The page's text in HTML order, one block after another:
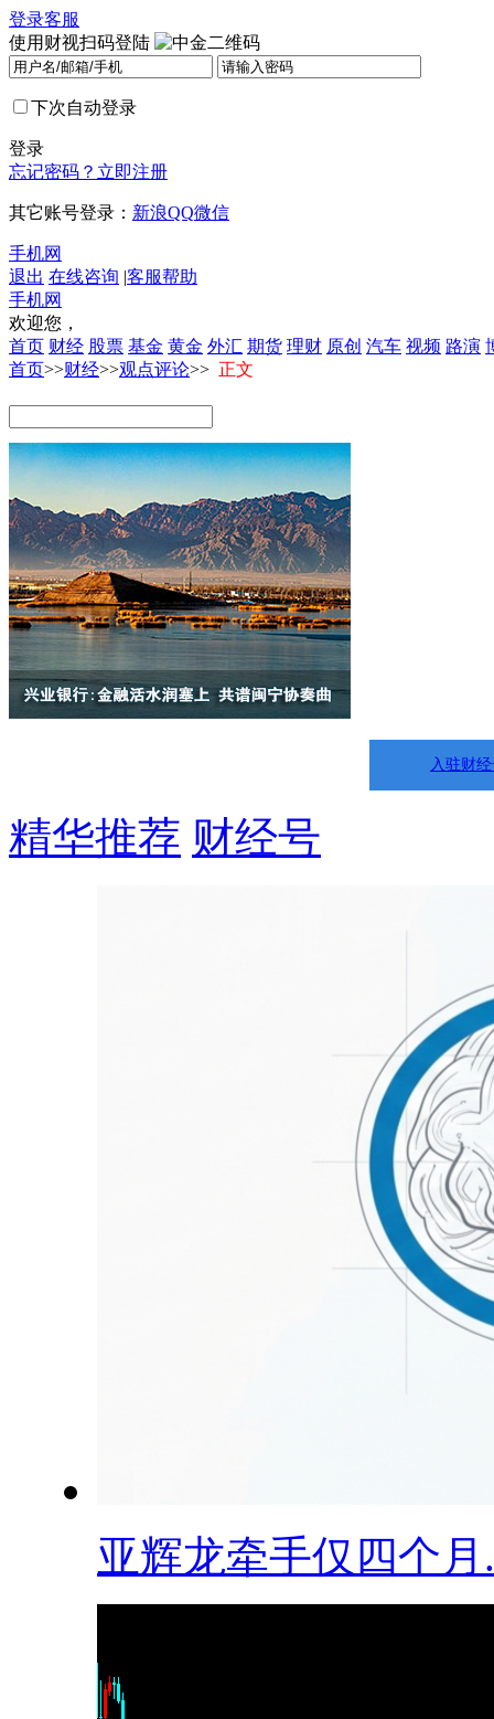
登录客服
使用财视扫码登陆
下次自动登录
登录
忘记密码？ 立即注册
其它账号登录： 新浪QQ微信
手机网
退出 在线咨询 |客服帮助
手机网
欢迎您，
首页 财经 股票 基金 黄金 外汇 期货 理财 原创 汽车 视频 路演
首页>>财经>>观点评论>> 正文
入驻财
精华推荐 财经号
亚辉龙牵手仅四个月